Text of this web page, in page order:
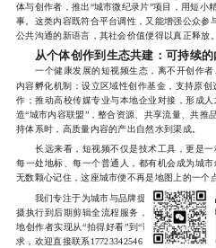
体与创作者，推出“城市微纪录片”项目，用短
事。这类内容既符合平台调性，又能增强公众参
公共沟通的新语言，其社会价值便得以真正释放
从个体创作到生态共建：可持续
一个健康发展的短视频生态，离不开创作者
内容孵化机制：设立区域性创作基金，支持原创
作；推动高校传媒专业与本地企业对接，形成
造“城市内容联盟”，整合资源、共享流量、共
持体系时，高质量内容的产出自然水到渠成。
长远来看，短视频不仅是技术工具，更是一
每一处地标、每一个普通人，都有机会成为城
无数颗心记住，这座城市便不再是地图上的一
我们专注于为城市与品牌提供定制化的短
摄执行到后期剪辑全流程服务，尤其擅长挖掘
地创作者实现从“拍得好看”到“讲得动人”的跨
求，欢迎直接联系17723342546，微信同号，期